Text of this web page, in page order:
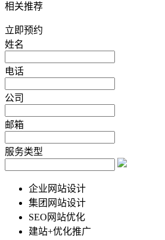
相关推荐
立即预约
姓名
电话
公司
邮箱
服务类型
企业网站设计
集团网站设计
SEO网站优化
建站+优化推广